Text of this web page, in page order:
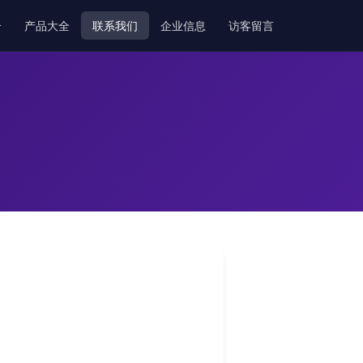
产品大全 联系我们 企业信息 访客留言